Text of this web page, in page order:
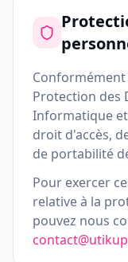
Conformément
Protection des
Informatique
droit d'accès,
de portabilité
Pour exercer
relative à la
pouvez nous